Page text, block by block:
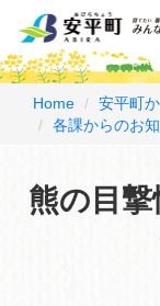
Home 安平町
各課からのお
熊の目